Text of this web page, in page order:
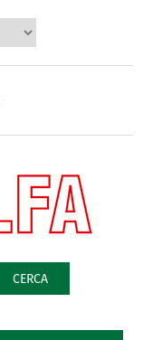
CERCA